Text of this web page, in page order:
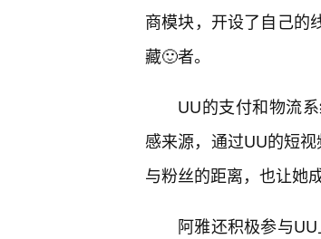
商模块，开设了自己的
藏🙂者。
UU的支付和物流
感来源，通过UU的短
与粉丝的距离，也让她
阿雅还积极参与